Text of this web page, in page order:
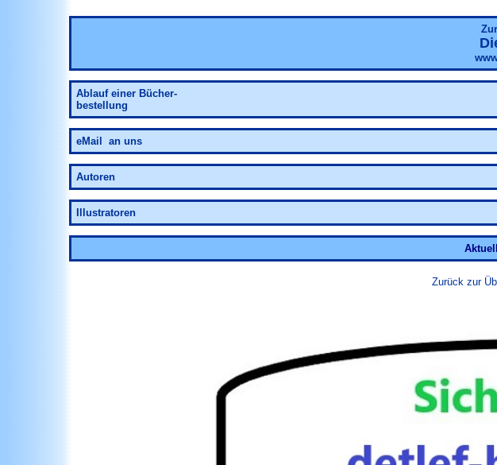
Ablauf einer Bücher-
bestellung
eMail an uns
Autoren
Illustratoren
Zurück zur